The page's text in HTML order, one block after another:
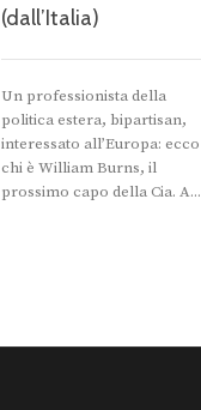
(dall’Italia)
Un professionista della
politica estera, bipartisan,
interessato all’Europa: ecco
chi è William Burns, il
prossimo capo della Cia. A...